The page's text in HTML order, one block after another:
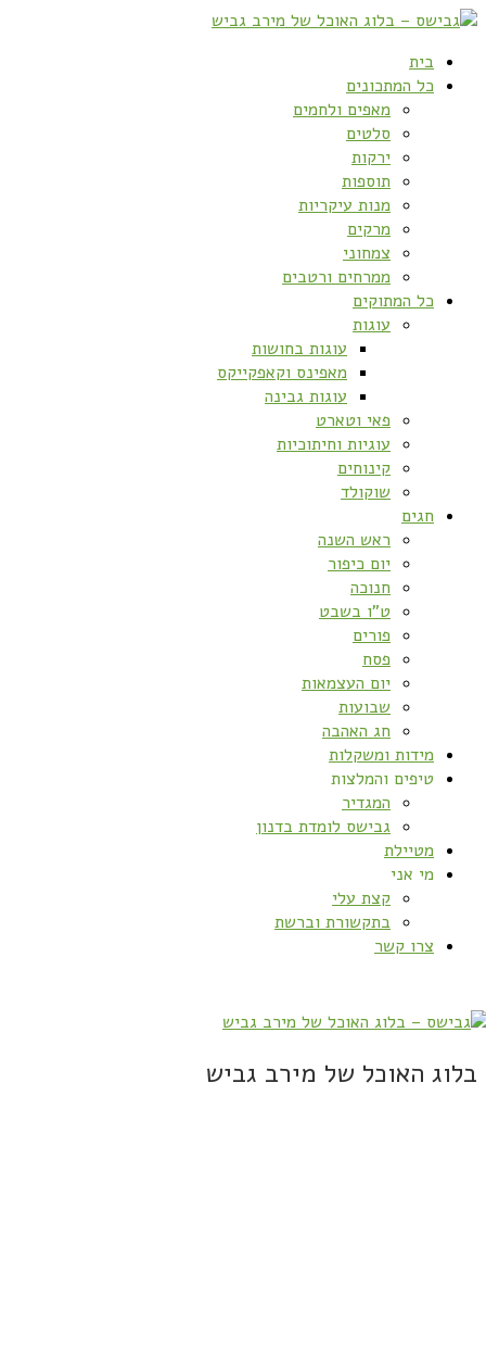
בית
כל המתכונים
מאפים ולחמים
סלטים
ירקות
תוספות
מנות עיקריות
מרקים
צמחוני
ממרחים ורטבים
כל המתוקים
עוגות
עוגות בחושות
מאפינס וקאפקייקס
עוגות גבינה
פאי וטארט
עוגיות וחיתוכיות
קינוחים
שוקולד
חגים
ראש השנה
יום כיפור
חנוכה
ט”ו בשבט
פורים
פסח
יום העצמאות
שבועות
חג האהבה
מידות ומשקלות
טיפים והמלצות
המגדיר
גבישס לומדת בדנון
מטיילת
מי אני
קצת עלי
בתקשורת וברשת
צרו קשר
בלוג האוכל של מירב גביש